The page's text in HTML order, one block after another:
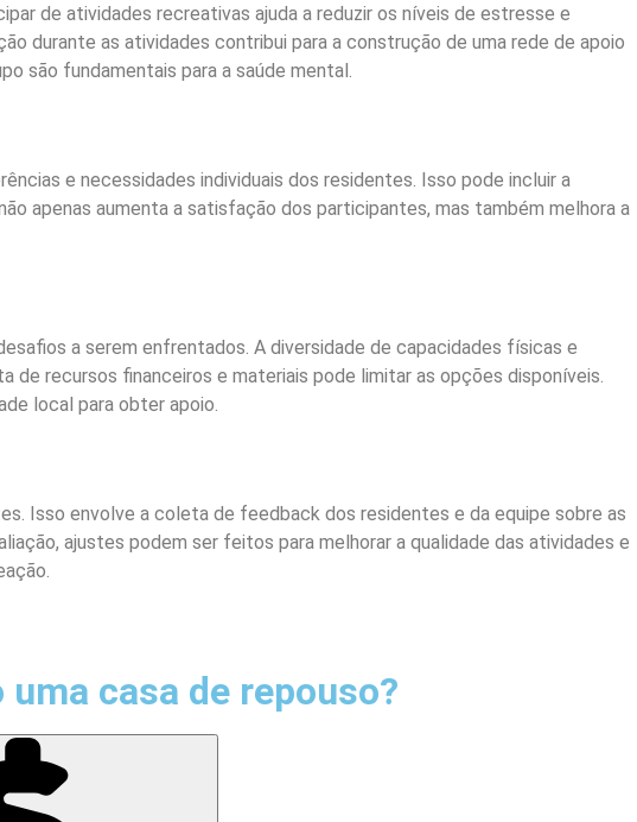
de atividades recreativas ajuda a reduzir os níveis de estresse e
durante as atividades contribui para a construção de uma rede de apoio
são fundamentais para a saúde mental.
e necessidades individuais dos residentes. Isso pode incluir a
apenas aumenta a satisfação dos participantes, mas também melhora a
a serem enfrentados. A diversidade de capacidades físicas e
recursos financeiros e materiais pode limitar as opções disponíveis.
local para obter apoio.
Isso envolve a coleta de feedback dos residentes e da equipe sobre as
ajustes podem ser feitos para melhorar a qualidade das atividades e
uma casa de repouso?